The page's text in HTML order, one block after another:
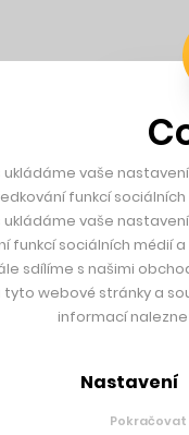
ukládáme vaše
funkcí
ukládáme vaše
funkcí sociálních médií
sdílíme s našimi
tyto webové stránky a
informací
Nastavení